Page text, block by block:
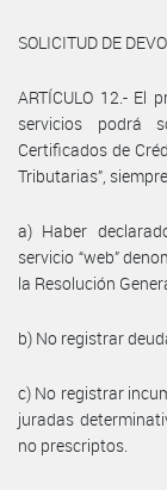
SOLICITUD DE
ARTÍCULO 12.- El
servicios podrá
Certificados de
Tributarias”,
a) Haber
servicio “web”
la Resolución
b) No registrar
c) No registrar
juradas
no prescriptos.